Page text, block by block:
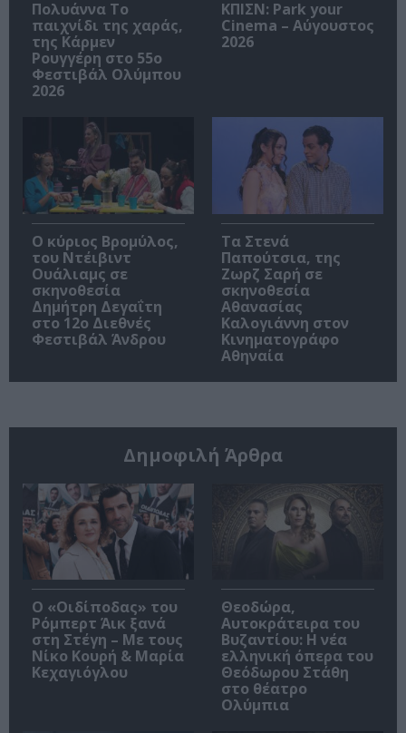
Πολυάννα Το
παιχνίδι της χαράς,
της Κάρμεν
Ρουγγέρη στο 55ο
Φεστιβάλ Ολύμπου
2026
ΚΠΙΣΝ: Park your
Cinema – Αύγουστος
2026
O κύριος Βρομύλος,
του Ντέιβιντ
Ουάλιαμς σε
σκηνοθεσία
Δημήτρη Δεγαΐτη
στο 12ο Διεθνές
Φεστιβάλ Άνδρου
Τα Στενά
Παπούτσια, της
Ζωρζ Σαρή σε
σκηνοθεσία
Αθανασίας
Καλογιάννη στον
Κινηματογράφο
Αθηναία
Δημοφιλή Άρθρα
O «Οιδίποδας» του
Ρόμπερτ Άικ ξανά
στη Στέγη – Με τους
Νίκο Κουρή & Μαρία
Κεχαγιόγλου
Θεοδώρα,
Αυτοκράτειρα του
Βυζαντίου: Η νέα
ελληνική όπερα του
Θεόδωρου Στάθη
στο θέατρο
Ολύμπια